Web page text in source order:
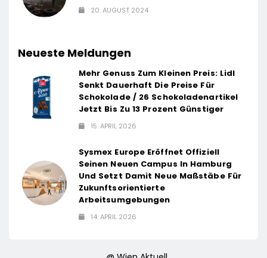
20. AUGUST 2024
Neueste Meldungen
Mehr Genuss Zum Kleinen Preis: Lidl
Senkt Dauerhaft Die Preise Für
Schokolade / 26 Schokoladenartikel
Jetzt Bis Zu 13 Prozent Günstiger
15. APRIL 2026
Sysmex Europe Eröffnet Offiziell
Seinen Neuen Campus In Hamburg
Und Setzt Damit Neue Maßstäbe Für
Zukunftsorientierte
Arbeitsumgebungen
14. APRIL 2026